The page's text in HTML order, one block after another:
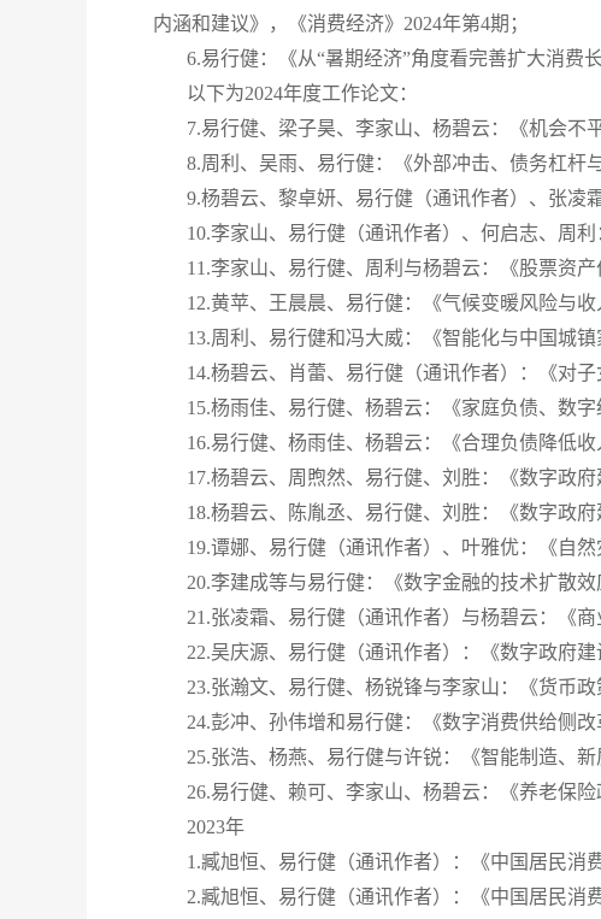
内涵和建议》，《消费经济》2024年第4期；
6.易行健：《从“暑期经济”角度看完善扩大消费
以下为2024年度工作论文：
7.易行健、梁子昊、李家山、杨碧云：《机会
8.周利、吴雨、易行健：《外部冲击、债务杠杆
9.杨碧云、黎卓妍、易行健（通讯作者）、张凌
10.李家山、易行健（通讯作者）、何启志、周
11.李家山、易行健、周利与杨碧云：《股票资
12.黄苹、王晨晨、易行健：《气候变暖风险与
13.周利、易行健和冯大威：《智能化与中国城镇
14.杨碧云、肖蕾、易行健（通讯作者）：《对
15.杨雨佳、易行健、杨碧云：《家庭负债、数
16.易行健、杨雨佳、杨碧云：《合理负债降低
17.杨碧云、周煦然、易行健、刘胜：《数字政
18.杨碧云、陈胤丞、易行健、刘胜：《数字政
19.谭娜、易行健（通讯作者）、叶雅优：《自
20.李建成等与易行健：《数字金融的技术扩散效
21.张凌霜、易行健（通讯作者）与杨碧云：《
22.吴庆源、易行健（通讯作者）：《数字政府
23.张瀚文、易行健、杨锐锋与李家山：《货币
24.彭冲、孙伟增和易行健：《数字消费供给侧
25.张浩、杨燕、易行健与许锐：《智能制造、新
26.易行健、赖可、李家山、杨碧云：《养老保
2023年
1.臧旭恒、易行健（通讯作者）：《中国居民消
2.臧旭恒、易行健（通讯作者）：《中国居民消